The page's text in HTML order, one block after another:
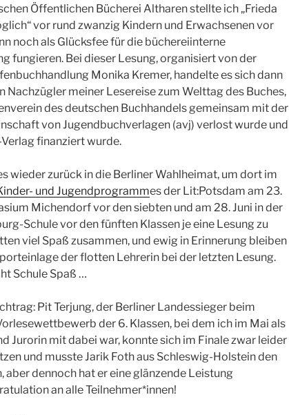
Öffentlichen Bücherei Altharen stellte ich „Frieda
vor rund zwanzig Kindern und Erwachsenen vor
noch als Glücksfee für die büchereiinterne
fungieren. Bei dieser Lesung, organisiert von der
Monika Kremer, handelte es sich dann
Nachzügler meiner Lesereise zum Welttag des Buches,
des deutschen Buchhandels gemeinsam mit der
von Jugendbuchverlagen (avj) verlost wurde und
finanziert wurde.
wieder zurück in die Berliner Wahlheimat, um dort im
und Jugendprogrammes der Lit:Potsdam am 23.
Michendorf vor den siebten und am 28. Juni in der
Schule vor den fünften Klassen je eine Lesung zu
viel Spaß zusammen, und ewig in Erinnerung bleiben
der flotten Lehrerin bei der letzten Lesung.
Schule Spaß …
Pit Terjung, der Berliner Landessieger beim
der 6. Klassen, bei dem ich im Mai als
Jurorin mit dabei war, konnte sich im Finale zwar leider
und musste Jarik Foth aus Schleswig-Holstein den
aber dennoch hat er eine glänzende Leistung
an alle Teilnehmer*innen!